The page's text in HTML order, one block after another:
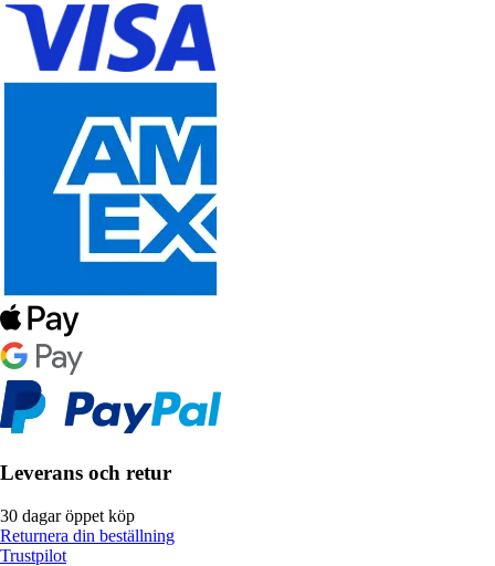
Leverans och retur
30 dagar öppet köp
Returnera din beställning
Trustpilot